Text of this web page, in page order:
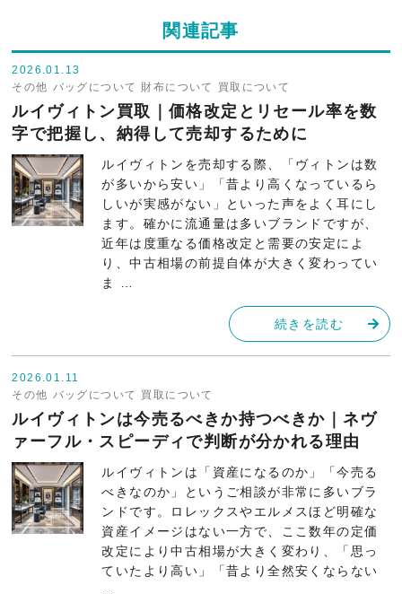
関連記事
2026.01.13
その他 バッグについて 財布について 買取について
ルイヴィトン買取｜価格改定とリセール率を数
字で把握し、納得して売却するために
ルイヴィトンを売却する際、「ヴィトンは数
が多いから安い」「昔より高くなっているら
しいが実感がない」といった声をよく耳にし
ます。確かに流通量は多いブランドですが、
近年は度重なる価格改定と需要の安定によ
り、中古相場の前提自体が大きく変わってい
ま …
続きを読む
2026.01.11
その他 バッグについて 買取について
ルイヴィトンは今売るべきか持つべきか｜ネヴ
ァーフル・スピーディで判断が分かれる理由
ルイヴィトンは「資産になるのか」「今売る
べきなのか」というご相談が非常に多いブラ
ンドです。ロレックスやエルメスほど明確な
資産イメージはない一方で、ここ数年の定価
改定により中古相場が大きく変わり、「思っ
ていたより高い」「昔より全然安くならない